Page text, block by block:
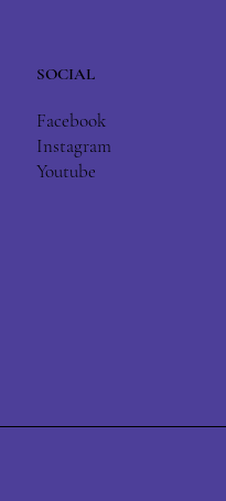
SOCIAL
Facebook
Instagram
Youtube